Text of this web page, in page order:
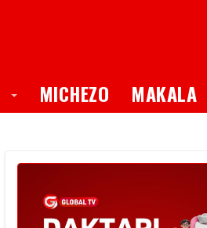
Toggle Dropdown
MICHEZO MAKALA